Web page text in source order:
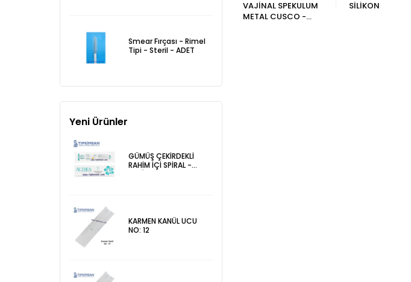
VAJİNAL SPEKULUM
METAL CUSCO -
SİLİKON
Smear Fırçası - Rimel
Tipi - Steril - ADET
Yeni Ürünler
GÜMÜŞ ÇEKİRDEKLİ
RAHİM İÇİ SPİRAL -
KARMEN KANÜL UCU
NO: 12